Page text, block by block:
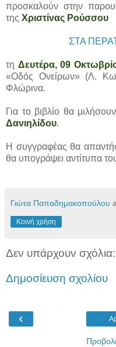
προσκαλούν στην
της Χριστίνας Ρούσσου
ΣΤΑ
τη Δευτέρα, 09
«Οδός Ονείρων» (Λ.
Φλώρινα.
Για το βιβλίο θα
Δανιηλίδου.
Η συγγραφέας θα
θα υπογράψει αντίτυπα
Γιώτα Παπαδημακοπούλου
Κοινή χρήση
Δεν υπάρχουν σχόλια:
Δημοσίευση σχολίου
‹